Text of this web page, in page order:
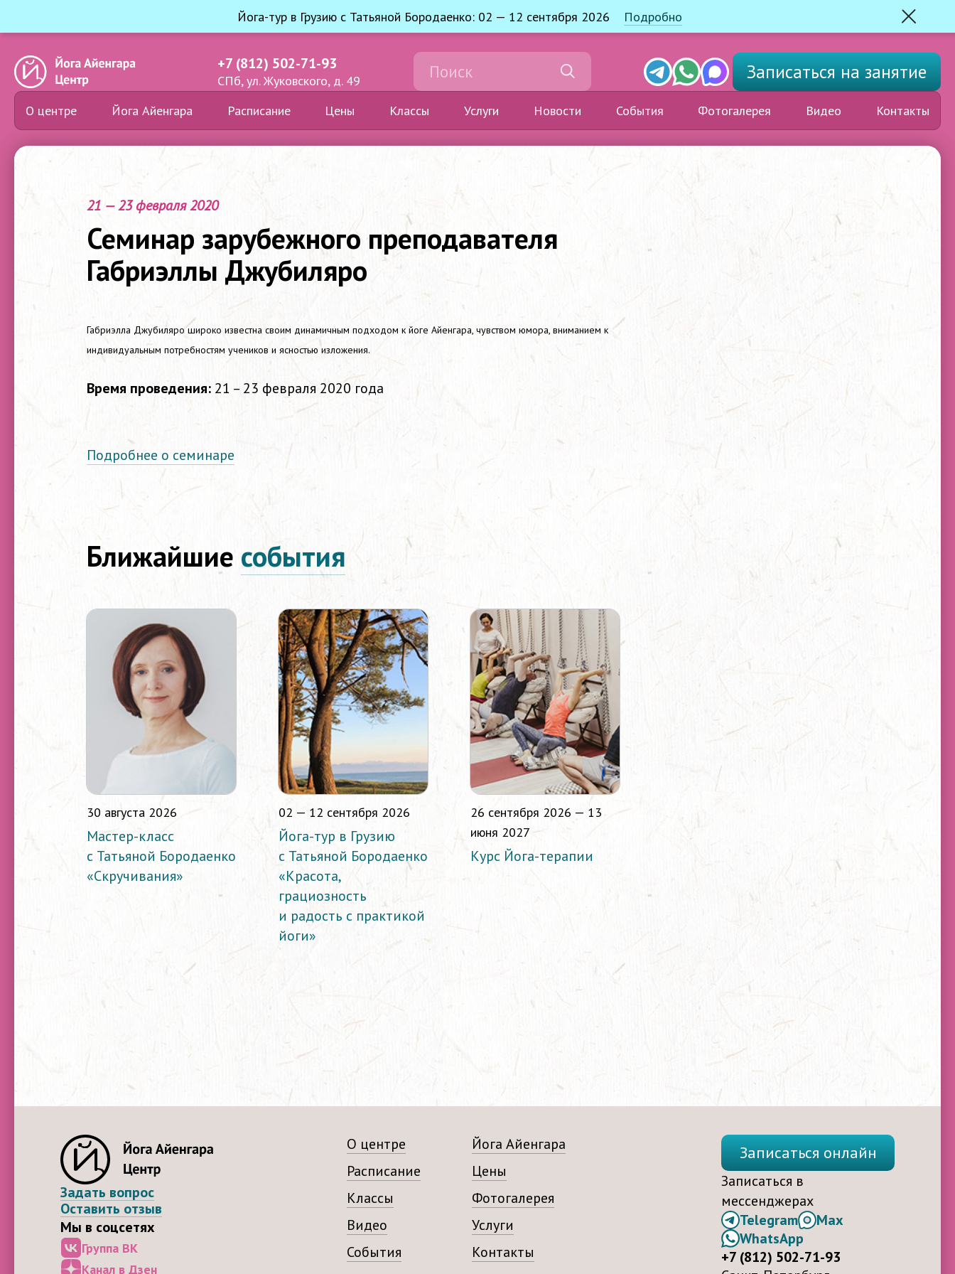
Йога-тур в Грузию с Татьяной Бородаенко: 02 — 12 сентября 2026
Подробно
Закрыть
+7 (812) 502-71-93
СПб, ул. Жуковского, д. 49
TelegramWhats'app
Max Записатьсяна занятие
О центре Йога Айенгара Расписание Цены Классы Услуги Новости События Фотогалерея Видео Контакты
21 — 23 февраля 2020
Семинар зарубежного преподавателя
Габриэллы Джубиляро
Габриэлла Джубиляро широко известна своим динамичным подходом к йоге Айенгара, чувством юмора, вниманием к
индивидуальным потребностям учеников и ясностью изложения.
Время проведения: 21 – 23 февраля 2020 года
Подробнее о семинаре
Ближайшие события
30 августа 2026
Мастер-класс
с Татьяной Бородаенко
«Скручивания»
02 — 12 сентября 2026
Йога-тур в Грузию
с Татьяной Бородаенко
«Красота,
грациозность
и радость с практикой
йоги»
26 сентября 2026 — 13
июня 2027
Курс Йога-терапии
Задать вопрос
Оставить отзыв
Мы в соцсетях
Группа ВК
Канал в Дзен
О центре
Йога Айенгара
Расписание
Цены
Классы
Фотогалерея
Видео
Услуги
События
Контакты
Записаться онлайн
Записаться в
мессенджерах
Telegram
Max
WhatsApp
+7 (812) 502-71-93